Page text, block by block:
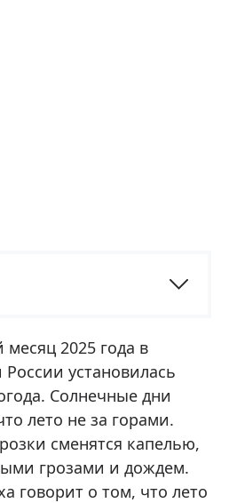
2025 года в
установилась
Солнечные дни
лето не за горами.
сменятся капелью,
грозами и дождем.
говорит о том, что лето